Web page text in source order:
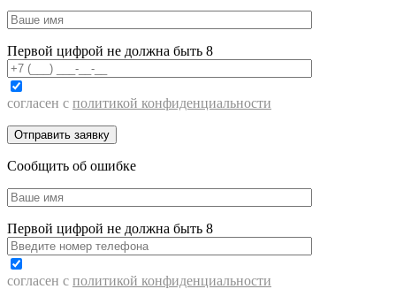
Первой цифрой не должна быть 8
согласен с политикой конфиденциальности
Сообщить об ошибке
Первой цифрой не должна быть 8
согласен с политикой конфиденциальности